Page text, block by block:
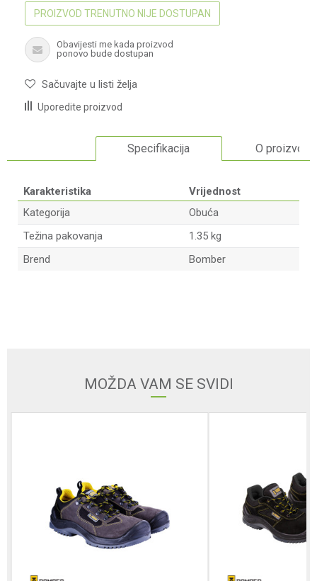
PROIZVOD TRENUTNO NIJE DOSTUPAN
Obavijesti me kada proizvod
ponovo bude dostupan
Sačuvajte u listi želja
Uporedite proizvod
Specifikacija O proizvodu
Karakteristika
Vrijednost
Kategorija
Obuća
Težina pakovanja
1.35 kg
Brend
Bomber
Anti-spam zaštita - izračunajte koliko je 4 + 1 :
MOŽDA VAM SE SVIDI